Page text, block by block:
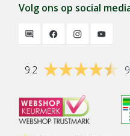
Volg ons op social
9.2